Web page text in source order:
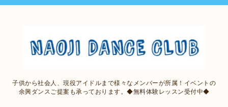
子供から社会人、現役アイドルまで様々なメンバーが所属！イベントの
余興ダンスご提案も承っております。◆無料体験レッスン受付中◆